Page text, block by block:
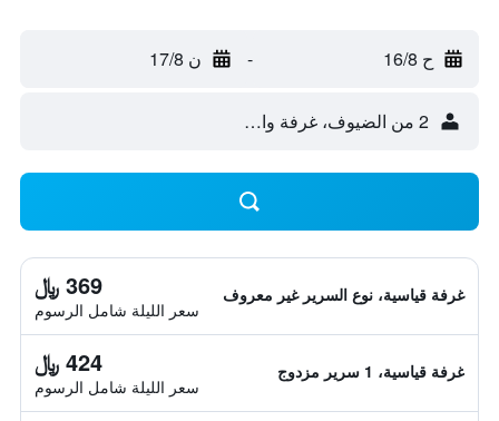
ح 16/8 - ن 17/8
2 من الضيوف، غرفة واحدة
غرفة قياسية، نوع السرير غير معروف 369 ﷼
سعر الليلة شامل الرسوم
غرفة قياسية، 1 سرير مزدوج 424 ﷼
سعر الليلة شامل الرسوم